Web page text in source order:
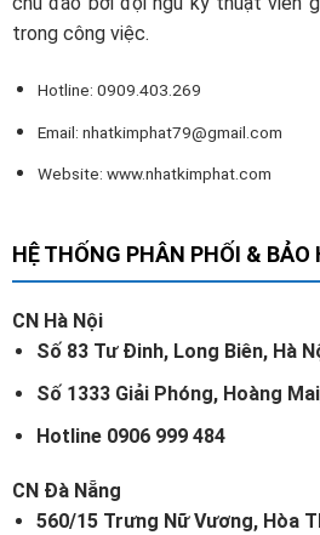
trong công việc.
Hotline: 0909.403.269
Email: nhatkimphat79@gmail.com
Website: www.nhatkimphat.com
HỆ THỐNG PHÂN PHỐI & BẢO
CN Hà Nội
Số 83 Tư Đinh, Long Biên, Hà
Số 1333 Giải Phóng, Hoàng
Hotline 0906 999 484
CN Đà Nẵng
560/15 Trưng Nữ Vương, Hòa